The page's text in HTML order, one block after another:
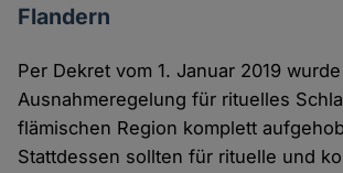
Flandern
Per Dekret vom 1. Januar 2019
Ausnahmeregelung für rituelles
flämischen Region komplett
Stattdessen sollten für rituelle und